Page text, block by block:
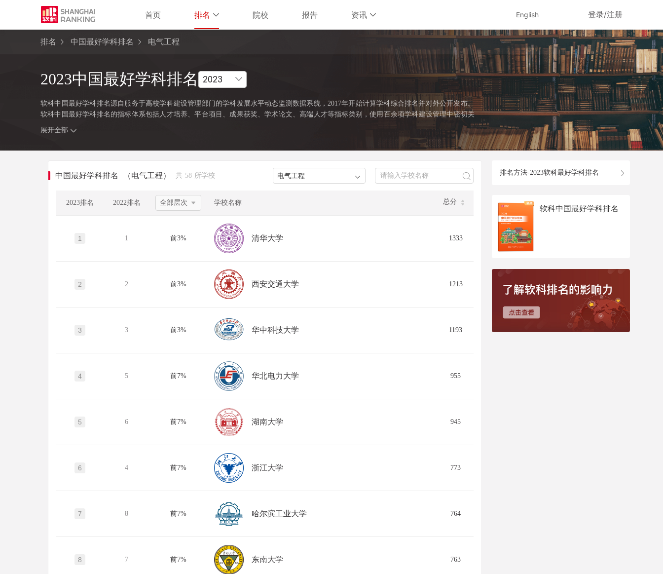
首页 排名 院校 报告 资讯 登录/注册
English
排名 中国最好学科排名 电气工程
2023中国最好学科排名
软科中国最好学科排名源自服务于高校学科建设管理部门的学科发展水平动态监测数据系统，2017年开始计算学科综合排名并对外公开发布。
软科中国最好学科排名的指标体系包括人才培养、平台项目、成果获奖、学术论文、高端人才等指标类别，使用百余项学科建设管理中密切关
注的指标变量，强调通过客观数据反映学科点对本学科稀缺资源和标志性成果的占有和贡献。软科中国最好学科排名采用的学科口径是国务院
学位委员会、教育部颁布的《研究生教育学科专业目录（2022年）》中的一级学科和专业学位类别。在每个学科，排名的对象是在该学科设有
研究生学位授权点的所有高校，发布的是在该学科排名前50%的高校。软科中国最好学科排名最新发布的榜单包括98个一级学科和5个专业学位
展开全部
中国最好学科排名 （电气工程） 共 58 所学校
2023排名 2022排名 学校名称 总分
1 1 前3% 清华大学 1333
2 2 前3% 西安交通大学 1213
3 3 前3% 华中科技大学 1193
4 5 前7% 华北电力大学 955
5 6 前7% 湖南大学 945
6 4 前7% 浙江大学 773
7 8 前7% 哈尔滨工业大学 764
8 7 前7% 东南大学 763
排名方法-2023软科最好学科排名
软科中国最好学科排名